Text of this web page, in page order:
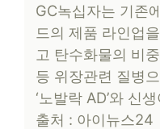
GC녹십자는 기존
드의 제품 라인업
고 탄수화물의 비
등 위장관련 질병
‘노발락 AD’와 신
출처 : 아이뉴스24